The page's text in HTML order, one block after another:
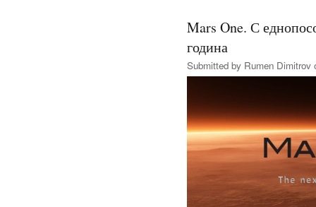
Mars One. С
година
Submitted by Rumen Dimitrov